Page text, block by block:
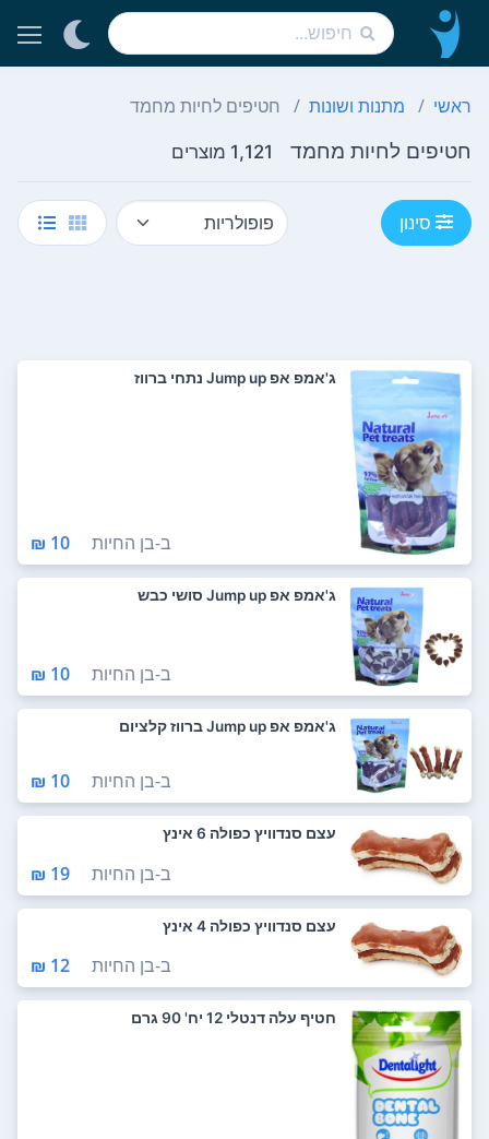
ראשי מתנות ושונות חטיפים לחיות מחמד
חטיפים לחיות מחמד 1,121 מוצרים
סינון
ג'אמפ אפ Jump up נתחי ברווז
ב-בן החיות 10 ₪
ג'אמפ אפ Jump up סושי כבש
ב-בן החיות 10 ₪
ג'אמפ אפ Jump up ברווז קלציום
ב-בן החיות 10 ₪
עצם סנדוויץ כפולה 6 אינץ
ב-בן החיות 19 ₪
עצם סנדוויץ כפולה 4 אינץ
ב-בן החיות 12 ₪
חטיף עלה דנטלי 12 יח' 90 גרם